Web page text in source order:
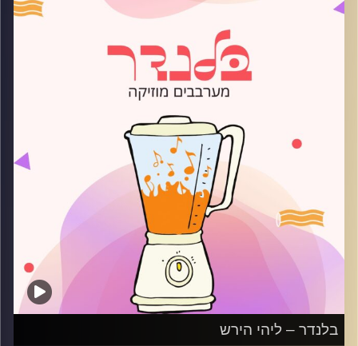
קרדיט תמונות:
AudioVersity
בלנדר – ליהי הירש